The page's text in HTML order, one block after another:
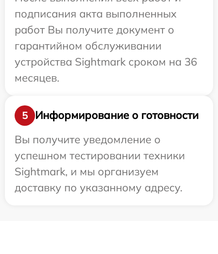
подписания акта выполненных
работ Вы получите документ о
гарантийном обслуживании
устройства Sightmark сроком на 36
месяцев.
5
Информирование о готовности
Вы получите уведомление о
успешном тестировании техники
Sightmark, и мы организуем
доставку по указанному адресу.